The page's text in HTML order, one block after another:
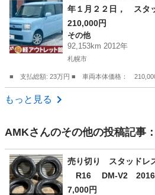
年１月２２日， スタ
ュスタート， タイミ
キー （検9.1）
210,000円
その他
92,153km 2012年
札幌市
■ 支払総額: 23万円 ■ 車両本体価格：
北海道 札幌市
もっと見る
AMKさんのその他の投稿記事：
売り切り スタッド
R16 DM-V2
7,000円